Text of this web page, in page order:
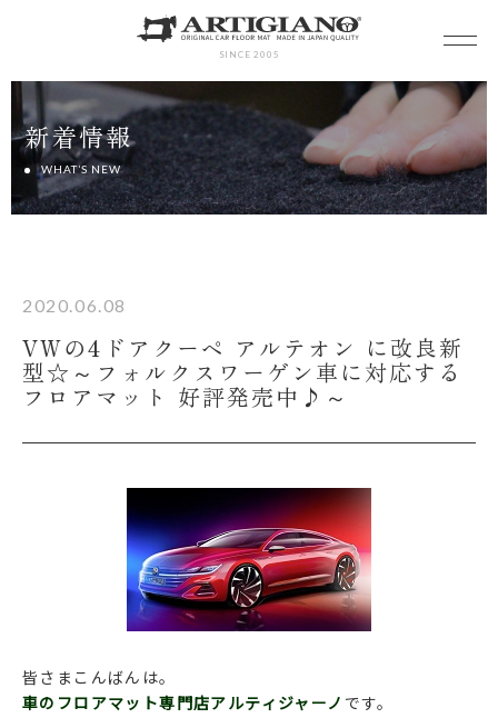
SINCE 2005
新着情報
WHAT’S NEW
2020.06.08
VWの4ドアクーペ アルテオン に改良新
型☆～フォルクスワーゲン車に対応する
フロアマット 好評発売中♪～
皆さまこんばんは。
車のフロアマット専門店アルティジャーノ です。